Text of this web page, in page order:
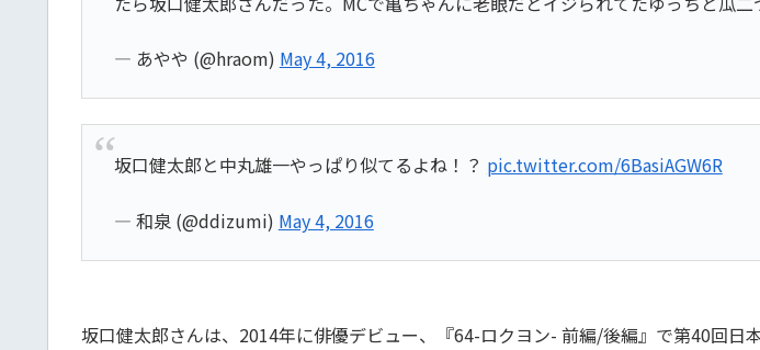
— あやや (@hraom) May 4, 2016
坂口健太郎と中丸雄一やっぱり似てるよね！？ pic.twitter.com/6BasiAGW6R
— 和泉 (@ddizumi) May 4, 2016
坂口健太郎さんは、2014年に俳優デビュー、『64-ロクヨン- 前編/後編』で第40回